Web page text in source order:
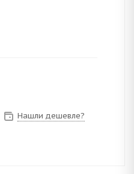
Нашли дешевле?